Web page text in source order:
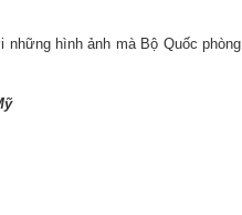
những hình ảnh mà Bộ Quốc phòng